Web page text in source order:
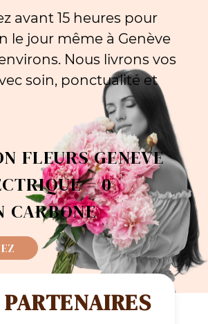
avant 15 heures pour
le jour même à Genève
Nous livrons vos
soin, ponctualité et
FLEURS GENEVE
= 0
CARBONE